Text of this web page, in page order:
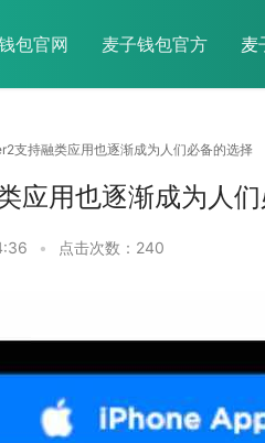
包官网 麦子钱包官方 麦
支持融类应用也逐渐成为人们必备的选择
应用也逐渐成为人
• 点击次数：240